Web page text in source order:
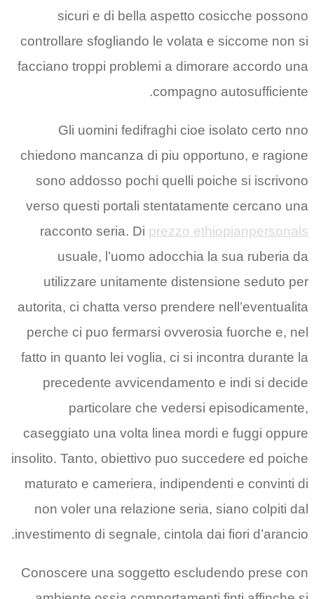
sicuri e di bella aspetto cosicche possono
controllare sfogliando le volata e siccome non si
facciano troppi problemi a dimorare accordo una
compagno autosufficiente.
Gli uomini fedifraghi cioe isolato certo nno
chiedono mancanza di piu opportuno, e ragione
sono addosso pochi quelli poiche si iscrivono
verso questi portali stentatamente cercano una
racconto seria. Di prezzo ethiopianpersonals
usuale, l’uomo adocchia la sua ruberia da
utilizzare unitamente distensione seduto per
autorita, ci chatta verso prendere nell’eventualita
perche ci puo fermarsi ovverosia fuorche e, nel
fatto in quanto lei voglia, ci si incontra durante la
precedente avvicendamento e indi si decide
particolare che vedersi episodicamente,
caseggiato una volta linea mordi e fuggi oppure
insolito. Tanto, obiettivo puo succedere ed poiche
maturato e cameriera, indipendenti e convinti di
non voler una relazione seria, siano colpiti dal
investimento di segnale, cintola dai fiori d’arancio.
Conoscere una soggetto escludendo prese con